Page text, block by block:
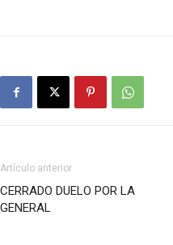
Artículo anterior
CERRADO DUELO POR LA
GENERAL